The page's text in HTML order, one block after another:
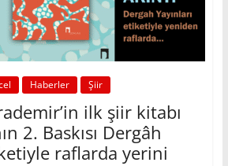
Haberler Şiir
ilk şiir kitabı
2. Baskısı Dergâh
raflarda yerini